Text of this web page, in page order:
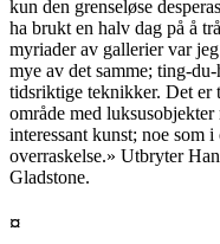
kun den grenseløse
ha brukt en halv dag på å
myriader av gallerier var
mye av det samme; ting-
tidsriktige teknikker. Det er
område med
interessant kunst; noe som
overraskelse.» Utbryter
Gladstone.
¤